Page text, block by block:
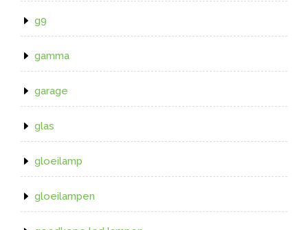
g9
gamma
garage
glas
gloeilamp
gloeilampen